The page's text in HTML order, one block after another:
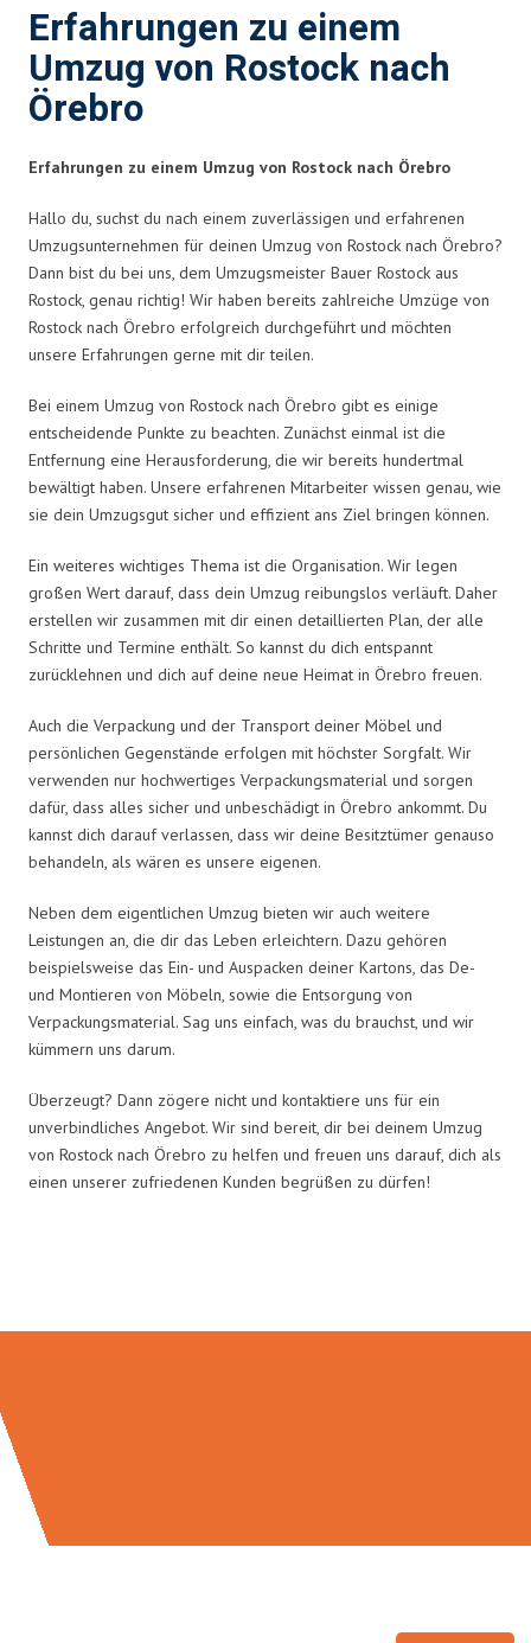
Erfahrungen zu einem
Umzug von Rostock nach
Örebro
Erfahrungen zu einem Umzug von Rostock nach Örebro
Hallo du, suchst du nach einem zuverlässigen und erfahrenen
Umzugsunternehmen für deinen Umzug von Rostock nach Örebro?
Dann bist du bei uns, dem Umzugsmeister Bauer Rostock aus
Rostock, genau richtig! Wir haben bereits zahlreiche Umzüge von
Rostock nach Örebro erfolgreich durchgeführt und möchten
unsere Erfahrungen gerne mit dir teilen.
Bei einem Umzug von Rostock nach Örebro gibt es einige
entscheidende Punkte zu beachten. Zunächst einmal ist die
Entfernung eine Herausforderung, die wir bereits hundertmal
bewältigt haben. Unsere erfahrenen Mitarbeiter wissen genau, wie
sie dein Umzugsgut sicher und effizient ans Ziel bringen können.
Ein weiteres wichtiges Thema ist die Organisation. Wir legen
großen Wert darauf, dass dein Umzug reibungslos verläuft. Daher
erstellen wir zusammen mit dir einen detaillierten Plan, der alle
Schritte und Termine enthält. So kannst du dich entspannt
zurücklehnen und dich auf deine neue Heimat in Örebro freuen.
Auch die Verpackung und der Transport deiner Möbel und
persönlichen Gegenstände erfolgen mit höchster Sorgfalt. Wir
verwenden nur hochwertiges Verpackungsmaterial und sorgen
dafür, dass alles sicher und unbeschädigt in Örebro ankommt. Du
kannst dich darauf verlassen, dass wir deine Besitztümer genauso
behandeln, als wären es unsere eigenen.
Neben dem eigentlichen Umzug bieten wir auch weitere
Leistungen an, die dir das Leben erleichtern. Dazu gehören
beispielsweise das Ein- und Auspacken deiner Kartons, das De-
und Montieren von Möbeln, sowie die Entsorgung von
Verpackungsmaterial. Sag uns einfach, was du brauchst, und wir
kümmern uns darum.
Überzeugt? Dann zögere nicht und kontaktiere uns für ein
unverbindliches Angebot. Wir sind bereit, dir bei deinem Umzug
von Rostock nach Örebro zu helfen und freuen uns darauf, dich als
einen unserer zufriedenen Kunden begrüßen zu dürfen!